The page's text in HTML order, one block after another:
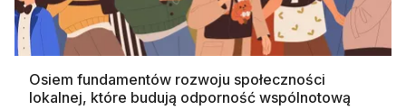
Osiem fundamentów rozwoju społeczności
lokalnej, które budują odporność wspólnotową